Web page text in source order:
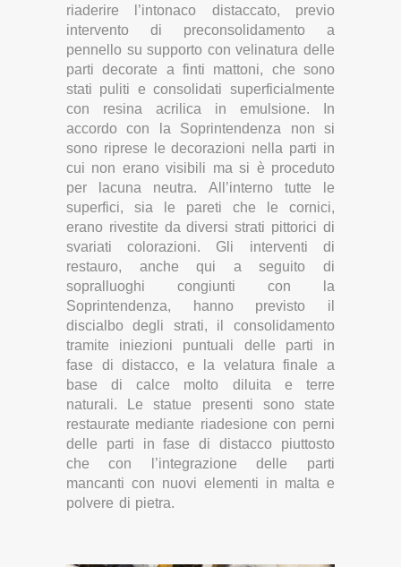
riaderire l’intonaco distaccato, previo
intervento di preconsolidamento a
pennello su supporto con velinatura delle
parti decorate a finti mattoni, che sono
stati puliti e consolidati superficialmente
con resina acrilica in emulsione. In
accordo con la Soprintendenza non si
sono riprese le decorazioni nella parti in
cui non erano visibili ma si è proceduto
per lacuna neutra. All’interno tutte le
superfici, sia le pareti che le cornici,
erano rivestite da diversi strati pittorici di
svariati colorazioni. Gli interventi di
restauro, anche qui a seguito di
sopralluoghi congiunti con la
Soprintendenza, hanno previsto il
discialbo degli strati, il consolidamento
tramite iniezioni puntuali delle parti in
fase di distacco, e la velatura finale a
base di calce molto diluita e terre
naturali. Le statue presenti sono state
restaurate mediante riadesione con perni
delle parti in fase di distacco piuttosto
che con l’integrazione delle parti
mancanti con nuovi elementi in malta e
polvere di pietra.